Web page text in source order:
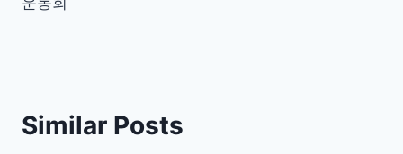
Similar Posts